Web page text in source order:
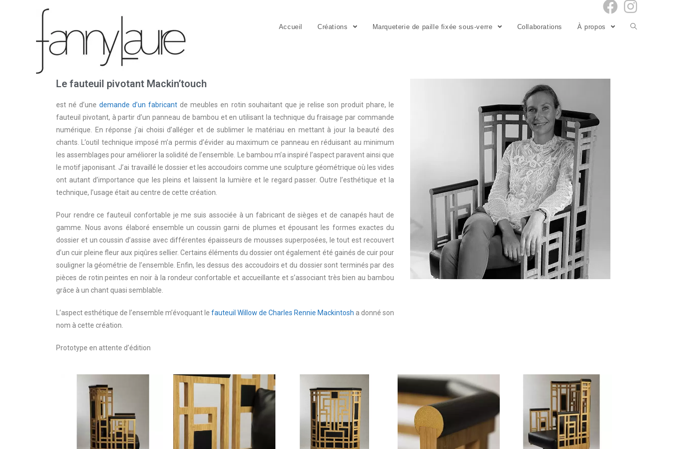
Accueil Créations Marqueterie de paille fixée sous-verre Collaborations À propos
Le fauteuil pivotant Mackin’touch
est né d’unedemande d’un fabricant de meubles en rotin souhaitant que je relise son produit phare, le
fauteuil pivotant, à partir d’un panneau de bambou et en utilisant la technique du fraisage par commande
numérique. En réponse j’ai choisi d’alléger et de sublimer le matériau en mettant à jour la beauté des
chants. L’outil technique imposé m’a permis d’évider au maximum ce panneau en réduisant au minimum
les assemblages pour améliorer la solidité de l’ensemble. Le bambou m’a inspiré l’aspect paravent ainsi que
le motif japonisant. J’ai travaillé le dossier et les accoudoirs comme une sculpture géométrique où les vides
ont autant d’importance que les pleins et laissent la lumière et le regard passer. Outre l’esthétique et la
technique, l’usage était au centre de cette création.
Pour rendre ce fauteuil confortable je me suis associée à un fabricant de sièges et de canapés haut de
gamme. Nous avons élaboré ensemble un coussin garni de plumes et épousant les formes exactes du
dossier et un coussin d’assise avec différentes épaisseurs de mousses superposées, le tout est recouvert
d’un cuir pleine fleur aux piqûres sellier. Certains éléments du dossier ont également été gainés de cuir pour
souligner la géométrie de l’ensemble. Enfin, les dessus des accoudoirs et du dossier sont terminés par des
pièces de rotin peintes en noir à la rondeur confortable et accueillante et s’associant très bien au bambou
grâce à un chant quasi semblable.
L’aspect esthétique de l’ensemble m’évoquant le fauteuil Willow de Charles Rennie Mackintosh a donné son
nom à cette création.
Prototype en attente d’édition